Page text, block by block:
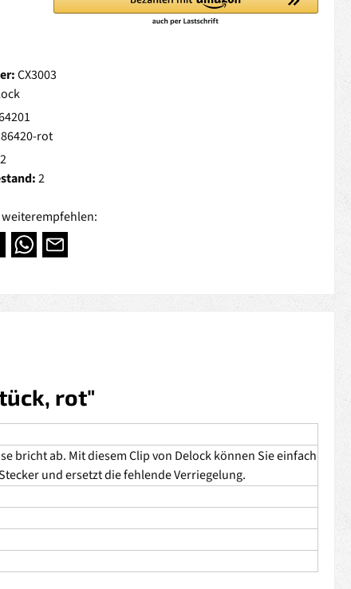
CX3003
86420-rot
2
2
rot"
bricht ab. Mit diesem Clip von Delock können Sie einfach
und ersetzt die fehlende Verriegelung.